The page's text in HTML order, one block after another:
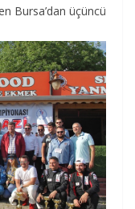
Bursa’dan üçüncü